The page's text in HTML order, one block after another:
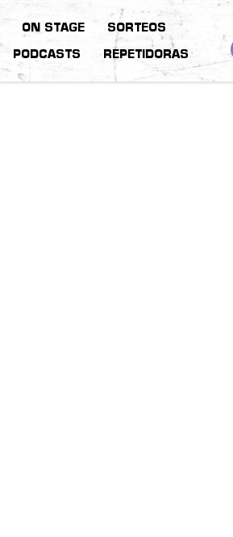
ON STAGE SORTEOS
PODCASTS REPETIDORAS